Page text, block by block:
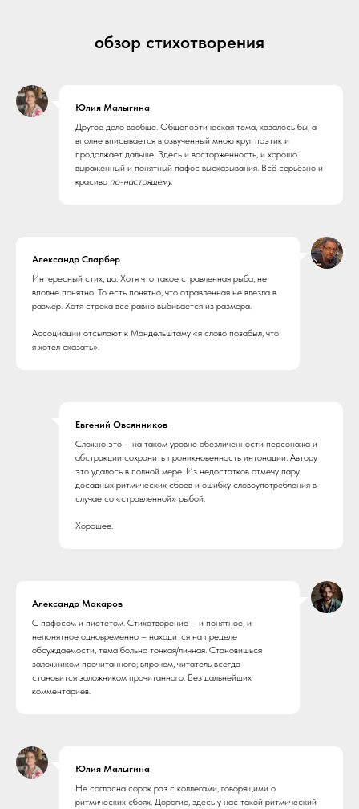
обзор стихотворения
Юлия Малыгина
Другое дело вообще. Общепоэтическая тема, казалось бы, а
вполне вписывается в озвученный мною круг поэтик и
продолжает дальше. Здесь и восторженность, и хорошо
выраженный и понятный пафос высказывания. Всё серьёзно и
красиво по-настоящему.
Александр Спарбер
Интересный стих, да. Хотя что такое стравленная рыба, не
вполне понятно. То есть понятно, что отравленная не влезла в
размер. Хотя строка все равно выбивается из размера.
Ассоциации отсылают к Мандельштаму «я слово позабыл, что
я хотел сказать».
Евгений Овсянников
Сложно это – на таком уровне обезличенности персонажа и
абстракции сохранить проникновенность интонации. Автору
это удалось в полной мере. Из недостатков отмечу пару
досадных ритмических сбоев и ошибку словоупотребления в
случае со «стравленной» рыбой.
Хорошее.
Александр Макаров
С пафосом и пиететом. Стихотворение – и понятное, и
непонятное одновременно – находится на пределе
обсуждаемости, тема больно тонкая/личная. Становишься
заложником прочитанного; впрочем, читатель всегда
становится заложником прочитанного. Без дальнейших
комментариев.
Юлия Малыгина
Не согласна сорок раз с коллегами, говорящими о
ритмических сбоях. Дорогие, здесь у нас такой ритмический